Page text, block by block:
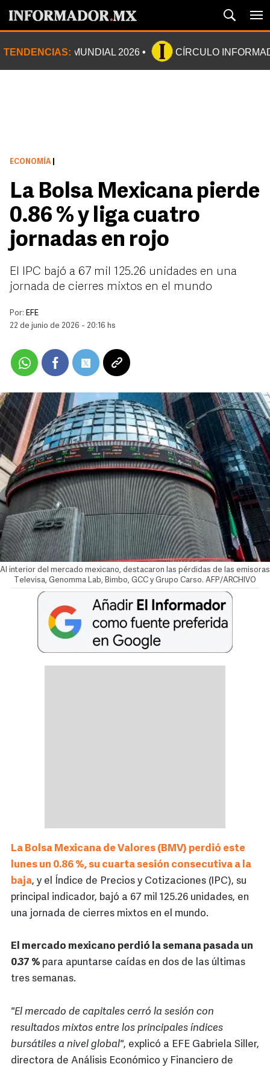
TENDENCIAS: MUNDIAL 2026 CÍRCULO
ECONOMÍA
La Bolsa Mexicana pierde
0.86 % y liga cuatro
jornadas en rojo
El IPC bajó a 67 mil 125.26 unidades en una
jornada de cierres mixtos en el mundo
Por: EFE
22 de junio de 2026 - 20:16 hs
Al interior del mercado mexicano, destacaron las pérdidas de las emisoras
Televisa, Genomma Lab, Bimbo, GCC y Grupo Carso. AFP/ARCHIVO
La Bolsa Mexicana de Valores (BMV) perdió este
lunes un 0.86 %, su cuarta sesión consecutiva a la
baja, y el Índice de Precios y Cotizaciones (IPC), su
principal indicador, bajó a 67 mil 125.26 unidades, en
una jornada de cierres mixtos en el mundo.
El mercado mexicano perdió la semana pasada un
0.37 % para apuntarse caídas en dos de las últimas
tres semanas.
"El mercado de capitales cerró la sesión con
resultados mixtos entre los principales índices
bursátiles a nivel global", explicó a EFE Gabriela Siller,
directora de Análisis Económico y Financiero de